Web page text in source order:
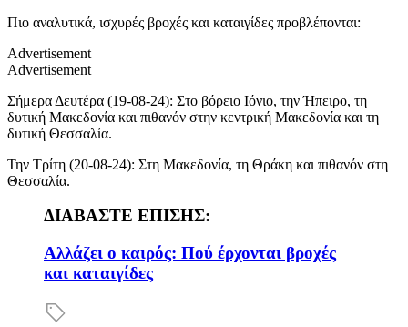
Πιο αναλυτικά, ισχυρές βροχές και καταιγίδες προβλέπονται:
Advertisement
Advertisement
Σήμερα Δευτέρα (19-08-24): Στο βόρειο Ιόνιο, την Ήπειρο, τη
δυτική Μακεδονία και πιθανόν στην κεντρική Μακεδονία και τη
δυτική Θεσσαλία.
Την Τρίτη (20-08-24): Στη Μακεδονία, τη Θράκη και πιθανόν στη
Θεσσαλία.
ΔΙΑΒΑΣΤΕ ΕΠΙΣΗΣ:
Αλλάζει ο καιρός: Πού έρχονται βροχές
και καταιγίδες